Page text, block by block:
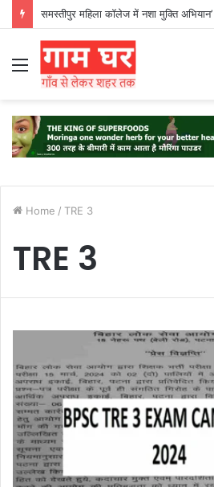
समस्तीपुर महिला कॉलेज में नशा मुक्ति अभियान’
Menu
Home / TRE 3
TRE 3